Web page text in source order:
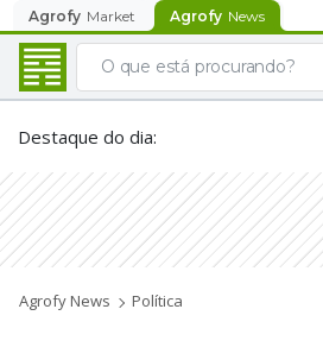
Agrofy Market Agrofy News
Destaque do dia:
Agrofy News Política